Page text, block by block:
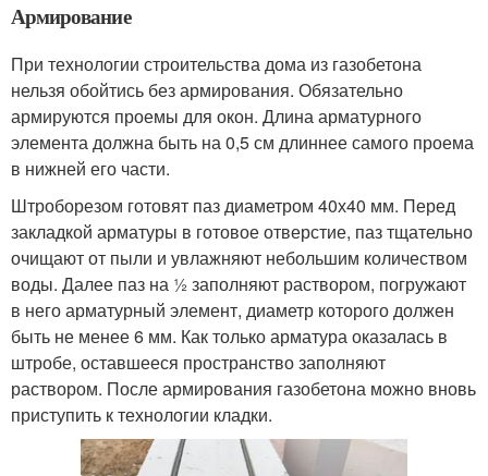
Армирование
При технологии строительства дома из газобетона
нельзя обойтись без армирования. Обязательно
армируются проемы для окон. Длина арматурного
элемента должна быть на 0,5 см длиннее самого проема
в нижней его части.
Штроборезом готовят паз диаметром 40х40 мм. Перед
закладкой арматуры в готовое отверстие, паз тщательно
очищают от пыли и увлажняют небольшим количеством
воды. Далее паз на ½ заполняют раствором, погружают
в него арматурный элемент, диаметр которого должен
быть не менее 6 мм. Как только арматура оказалась в
штробе, оставшееся пространство заполняют
раствором. После армирования газобетона можно вновь
приступить к технологии кладки.